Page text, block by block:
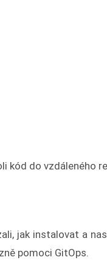
kód do vzdáleného
jak instalovat a
pomoci GitOps.